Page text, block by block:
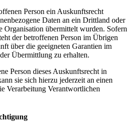
Person ein Auskunftsrecht
Daten an ein Drittland oder
Organisation übermittelt wurden. Sofern
der betroffenen Person im Übrigen
über die geeigneten Garantien im
Übermittlung zu erhalten.
Person dieses Auskunftsrecht in
sie sich hierzu jederzeit an einen
Verarbeitung Verantwortlichen